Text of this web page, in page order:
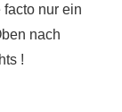
nur ein
nach
!